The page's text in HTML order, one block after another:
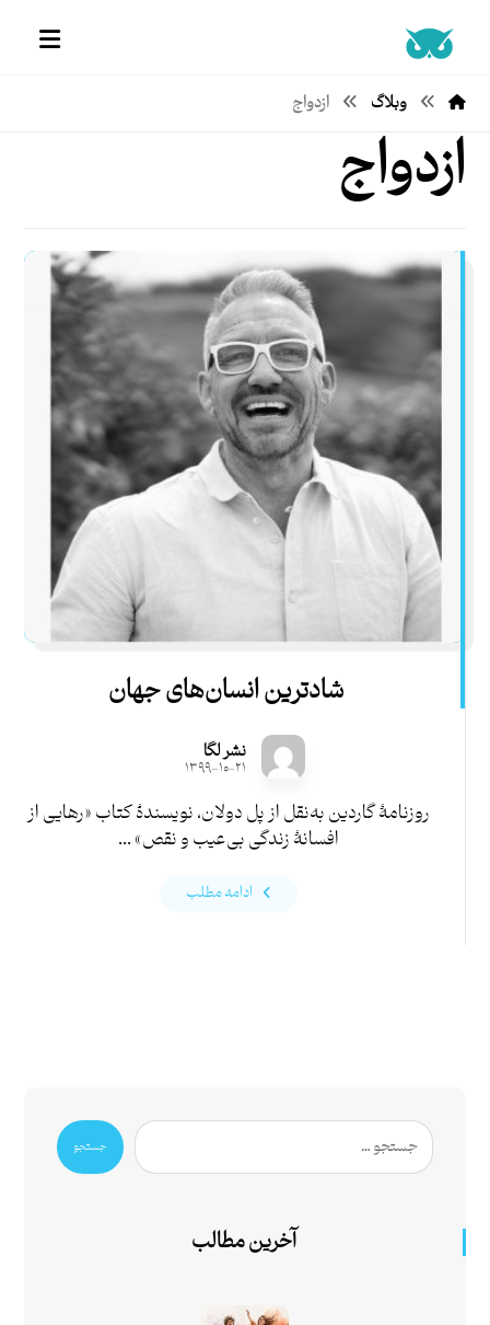
وبلاگ ازدواج
ازدواج
شادترین انسان‌های جهان
نشر لگا
۱۳۹۹-۱۰-۲۱
روزنامۀ گاردین به‌نقل از پل دولان، نویسندۀ کتاب «رهایی از
افسانۀ زندگی بی‌عیب و نقص» ...
ادامه مطلب
جستجو
آخرین مطالب